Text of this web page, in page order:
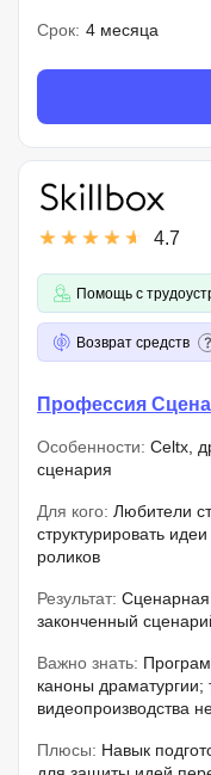
Срок: 4 месяца
4.7
Помощь с
Возврат средств
Профессия
Особенности: Celtx,
сценария
Для кого: Любители
структурировать
роликов
Результат: Сценарная
законченный
Важно знать:
каноны драматургии;
видеопроизводства
Плюсы: Навык